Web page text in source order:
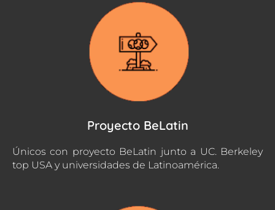
Proyecto BeLatin
Únicos con proyecto BeLatin junto a UC. Berkeley
top USA y universidades de Latinoamérica.